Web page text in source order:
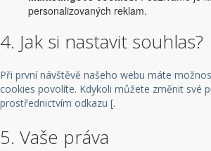
personalizovaných reklam.
4. Jak si nastavit souhlas?
Při první návštěvě našeho webu máte
cookies povolíte. Kdykoli můžete změnit své
prostřednictvím odkazu [.
5. Vaše práva